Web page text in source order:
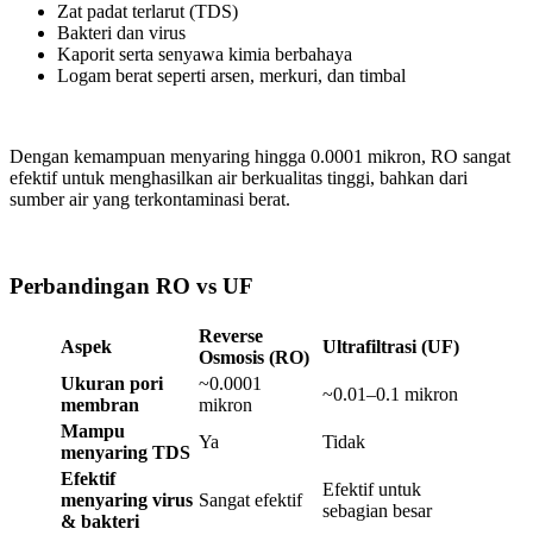
Zat padat terlarut (TDS)
Bakteri dan virus
Kaporit serta senyawa kimia berbahaya
Logam berat seperti arsen, merkuri, dan timbal
Dengan kemampuan menyaring hingga 0.0001 mikron, RO sangat
efektif untuk menghasilkan air berkualitas tinggi, bahkan dari
sumber air yang terkontaminasi berat.
Perbandingan RO vs UF
Aspek
Reverse
Osmosis (RO)
Ultrafiltrasi (UF)
Ukuran pori
membran
~0.0001
mikron
~0.01–0.1 mikron
Mampu
menyaring TDS
Ya
Tidak
Efektif
menyaring virus
& bakteri
Sangat efektif
Efektif untuk
sebagian besar